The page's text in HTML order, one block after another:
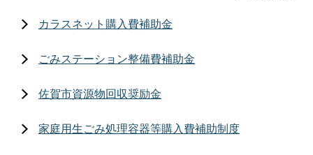
カラスネット購入費補助金
ごみステーション整備費補助金
佐賀市資源物回収奨励金
家庭用生ごみ処理容器等購入費補助制度